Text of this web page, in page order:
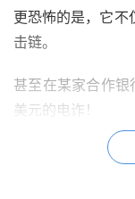
更恐怖的是，它不
击链。
甚至在某家合作
美元的电诈！
一时间，整个安